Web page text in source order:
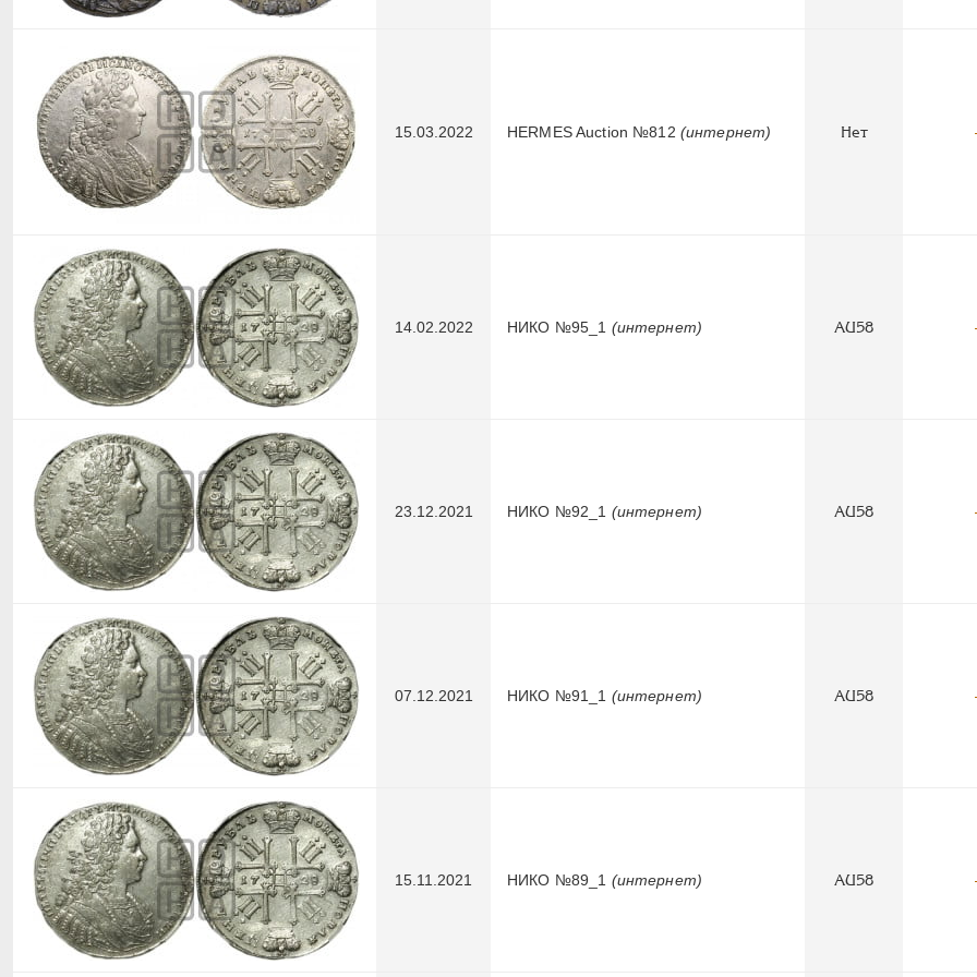
15.03.2022 HERMES Auction №812 (интернет) Нет
14.02.2022 НИКО №95_1 (интернет) AU58
23.12.2021 НИКО №92_1 (интернет) AU58
07.12.2021 НИКО №91_1 (интернет) AU58
15.11.2021 НИКО №89_1 (интернет) AU58